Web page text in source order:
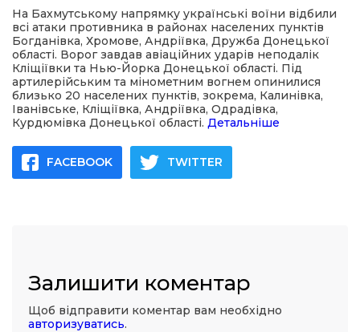
політика
місія
На Бахмутському напрямку українські воїни відбили
всі атаки противника в районах населених пунктів
Богданівка, Хромове, Андріївка, Дружба Донецької
області. Ворог завдав авіаційних ударів неподалік
Кліщіївки та Нью-Йорка Донецької області. Під
артилерійським та мінометним вогнем опинилися
близько 20 населених пунктів, зокрема, Калинівка,
Іванівське, Кліщіївка, Андріївка, Одрадівка,
Курдюмівка Донецької області. Детальніше
FACEBOOK TWITTER
Залишити коментар
Щоб відправити коментар вам необхідно
авторизуватись.